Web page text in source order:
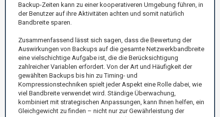
Backup-Zeiten kann zu einer kooperativeren Umgebung führen, in
der Benutzer auf ihre Aktivitäten achten und somit natürlich
Bandbreite sparen.
Zusammenfassend lässt sich sagen, dass die Bewertung der
Auswirkungen von Backups auf die gesamte Netzwerkbandbreite
eine vielschichtige Aufgabe ist, die die Berücksichtigung
zahlreicher Variablen erfordert. Von der Art und Häufigkeit der
gewählten Backups bis hin zu Timing- und
Kompressionstechniken spielt jeder Aspekt eine Rolle dabei, wie
viel Bandbreite verwendet wird. Ständige Überwachung,
kombiniert mit strategischen Anpassungen, kann Ihnen helfen, ein
Gleichgewicht zu finden – nicht nur zur Gewährleistung der